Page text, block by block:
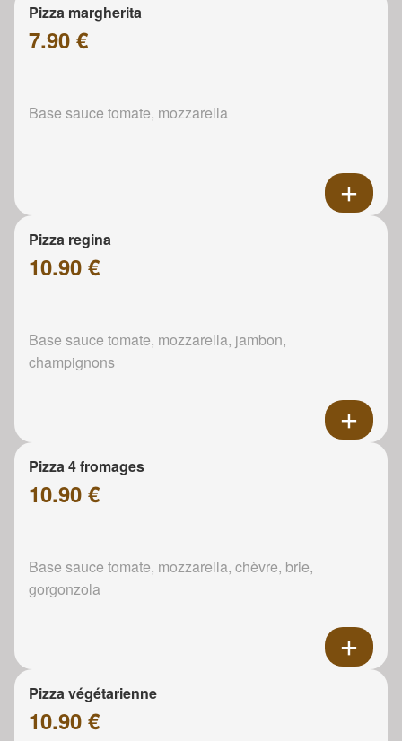
Pizza margherita
7.90 €
Base sauce tomate, mozzarella
Pizza regina
10.90 €
Base sauce tomate, mozzarella, jambon,
champignons
Pizza 4 fromages
10.90 €
Base sauce tomate, mozzarella, chèvre, brie,
gorgonzola
Pizza végétarienne
10.90 €